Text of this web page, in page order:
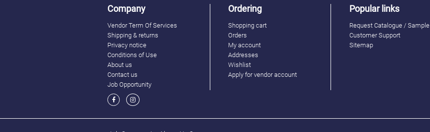
Company
Vendor Term Of Services
Shipping & returns
Privacy notice
Conditions of Use
About us
Contact us
Job Opportunity
Ordering
Shopping cart
Orders
My account
Addresses
Wishlist
Apply for vendor account
Popular links
Request Catalogue / Sample
Customer Support
Sitemap